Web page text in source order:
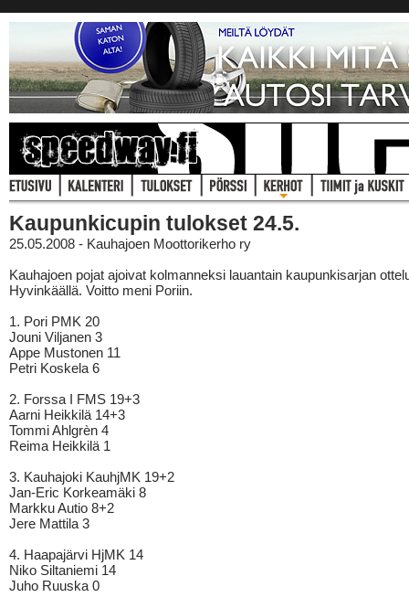
Kaupunkicupin tulokset 24.5.
25.05.2008 - Kauhajoen Moottorikerho ry
Kauhajoen pojat ajoivat kolmanneksi lauantain kaupunkisarjan
Hyvinkäällä. Voitto meni Poriin.
1. Pori PMK 20
Jouni Viljanen 3
Appe Mustonen 11
Petri Koskela 6
2. Forssa I FMS 19+3
Aarni Heikkilä 14+3
Tommi Ahlgrèn 4
Reima Heikkilä 1
3. Kauhajoki KauhjMK 19+2
Jan-Eric Korkeamäki 8
Markku Autio 8+2
Jere Mattila 3
4. Haapajärvi HjMK 14
Niko Siltaniemi 14
Juho Ruuska 0